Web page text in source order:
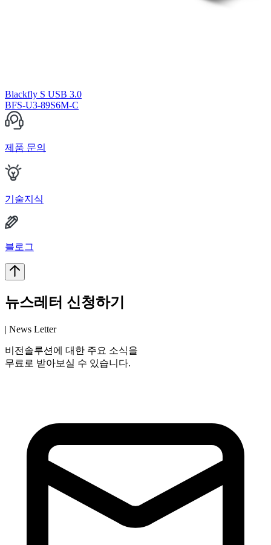
Blackfly S USB 3.0
BFS-U3-89S6M-C
제품 문의
기술지식
블로그
뉴스레터 신청하기
| News Letter
비전솔루션에 대한 주요 소식을
무료로 받아보실 수 있습니다.